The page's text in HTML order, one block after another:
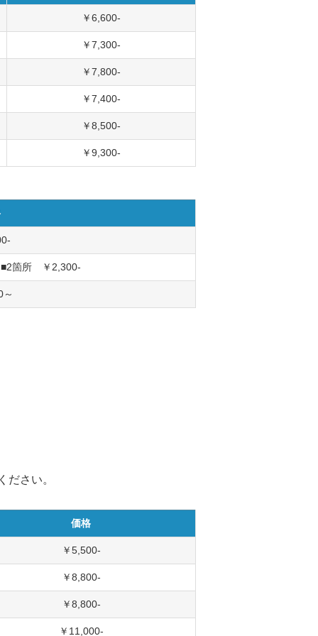
￥6,600-
￥7,300-
￥7,800-
￥7,400-
￥8,500-
￥9,300-
箇所 ￥2,300-
～
ださい。
価格
￥5,500-
￥8,800-
￥8,800-
￥11,000-